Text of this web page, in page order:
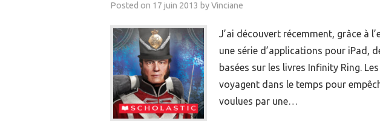
Posted on 17 juin 2013 byVinciane
J’ai découvert récemment, grâce à
une série d’applications pour iPad,
basées sur les livres Infinity Ring.
voyagent dans le temps pour
voulues par une…